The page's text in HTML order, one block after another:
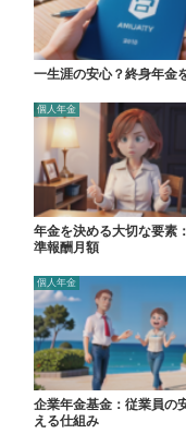
一生涯の安心？終身年金
個人年金
年金を決める大切な要素
準報酬月額
個人年金
企業年金基金：従業員の
える仕組み